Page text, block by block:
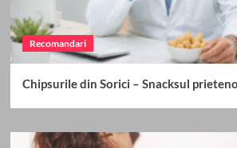
Recomandari
Chipsurile din Sorici – Snacksul